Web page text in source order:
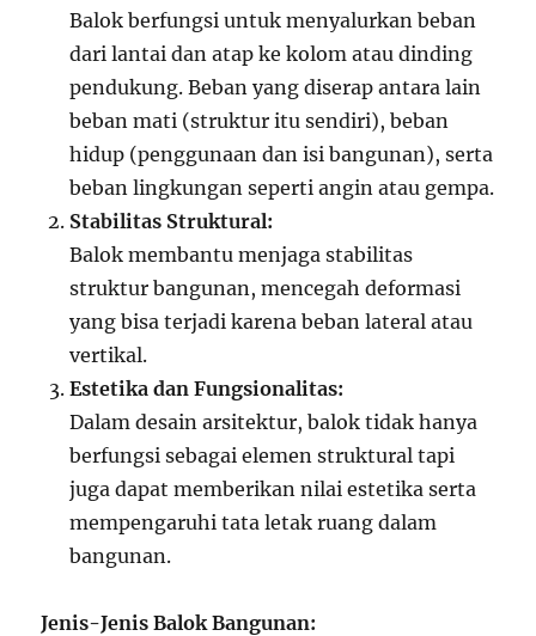
Balok berfungsi untuk menyalurkan beban
dari lantai dan atap ke kolom atau dinding
pendukung. Beban yang diserap antara lain
beban mati (struktur itu sendiri), beban
hidup (penggunaan dan isi bangunan), serta
beban lingkungan seperti angin atau gempa.
Stabilitas Struktural:
Balok membantu menjaga stabilitas
struktur bangunan, mencegah deformasi
yang bisa terjadi karena beban lateral atau
vertikal.
Estetika dan Fungsionalitas:
Dalam desain arsitektur, balok tidak hanya
berfungsi sebagai elemen struktural tapi
juga dapat memberikan nilai estetika serta
mempengaruhi tata letak ruang dalam
bangunan.
Jenis-Jenis Balok Bangunan: